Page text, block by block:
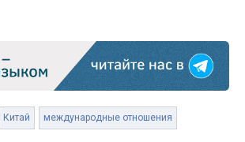
Китай международные отношения